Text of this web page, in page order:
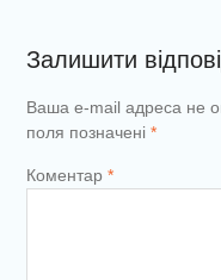
Залишити
Ваша e-mail адреса не
поля позначені *
Коментар *